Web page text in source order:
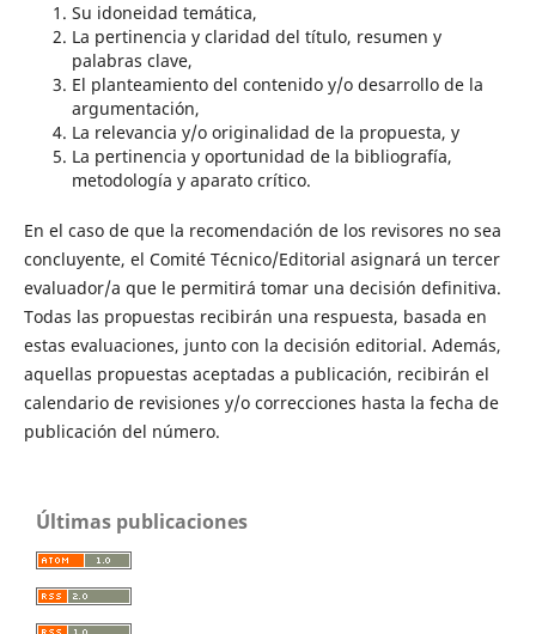
Su idoneidad temática,
La pertinencia y claridad del título, resumen y
palabras clave,
El planteamiento del contenido y/o desarrollo de la
argumentación,
La relevancia y/o originalidad de la propuesta, y
La pertinencia y oportunidad de la bibliografía,
metodología y aparato crítico.
En el caso de que la recomendación de los revisores no sea
concluyente, el Comité Técnico/Editorial asignará un tercer
evaluador/a que le permitirá tomar una decisión definitiva.
Todas las propuestas recibirán una respuesta, basada en
estas evaluaciones, junto con la decisión editorial. Además,
aquellas propuestas aceptadas a publicación, recibirán el
calendario de revisiones y/o correcciones hasta la fecha de
publicación del número.
Últimas publicaciones